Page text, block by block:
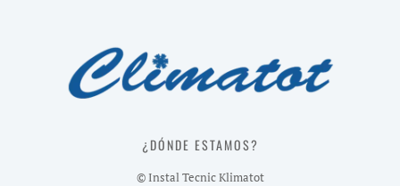
¿DÓNDE ESTAMOS?
© Instal Tecnic Klimatot